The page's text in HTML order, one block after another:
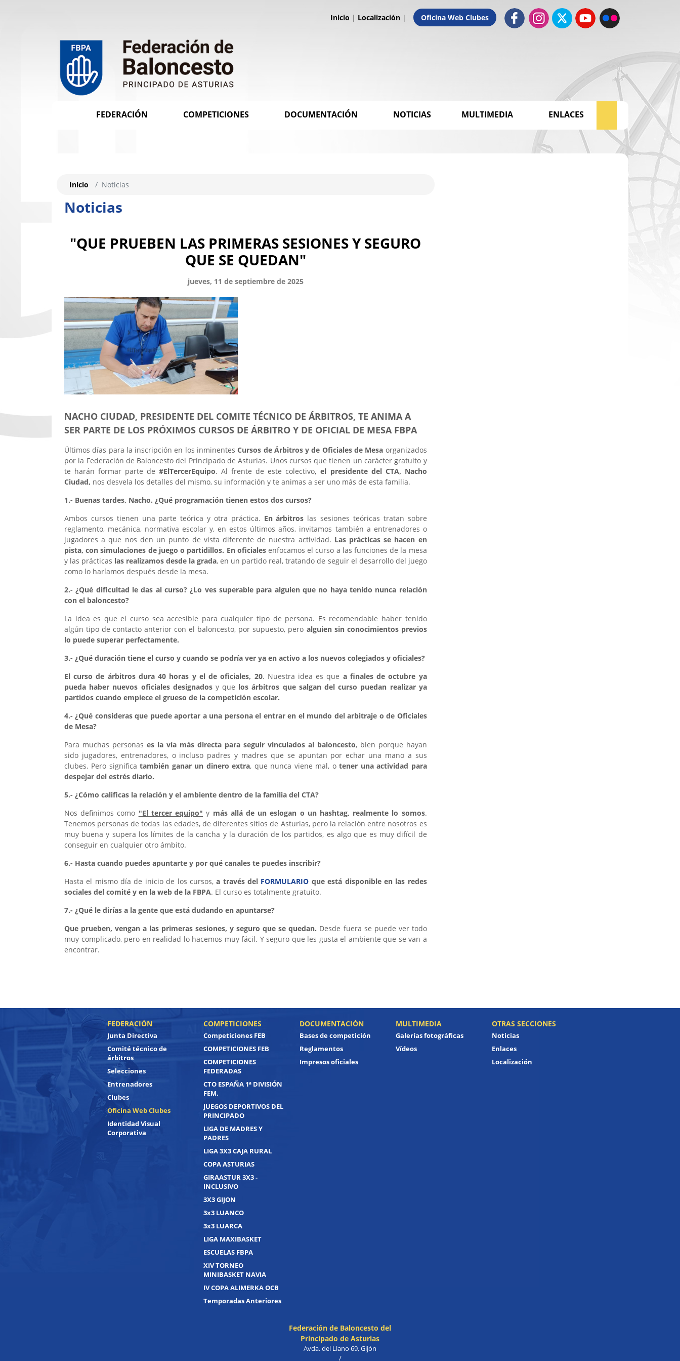
Inicio | Localización | Oficina Web Clubes
FEDERACIÓN COMPETICIONES DOCUMENTACIÓN NOTICIAS MULTIMEDIA ENLACES
Noticias
Inicio Noticias
"QUE PRUEBEN LAS PRIMERAS SESIONES Y SEGURO
QUE SE QUEDAN"
jueves, 11 de septiembre de 2025
NACHO CIUDAD, PRESIDENTE DEL COMITE TÉCNICO DE ÁRBITROS, TE ANIMA A
SER PARTE DE LOS PRÓXIMOS CURSOS DE ÁRBITRO Y DE OFICIAL DE MESA FBPA
Últimos días para la inscripción en los inminentesCursos de Árbitros y de Oficiales de Mesa organizados
por la Federación de Baloncesto del Principado de Asturias. Unos cursos que tienen un carácter gratuito y
te harán formar parte de#ElTercerEquipo. Al frente de este colectivo, el presidente del CTA, Nacho
Ciudad, nos desvela los detalles del mismo, su información y te animas a ser uno más de esta familia.
1.- Buenas tardes, Nacho. ¿Qué programación tienen estos dos cursos?
Ambos cursos tienen una parte teórica y otra práctica. En árbitros las sesiones teóricas tratan sobre
reglamento, mecánica, normativa escolar y, en estos últimos años, invitamos también a entrenadores o
jugadores a que nos den un punto de vista diferente de nuestra actividad. Las prácticas se hacen en
pista, con simulaciones de juego o partidillos. En oficialesenfocamos el curso a las funciones de la mesa
y las prácticas las realizamos desde la grada, en un partido real, tratando de seguir el desarrollo del juego
como lo haríamos después desde la mesa.
2.- ¿Qué dificultad le das al curso? ¿Lo ves superable para alguien que no haya tenido nunca relación
con el baloncesto?
La idea es que el curso sea accesible para cualquier tipo de persona. Es recomendable haber tenido
algún tipo de contacto anterior con el baloncesto, por supuesto, pero alguien sin conocimientos previos
lo puede superar perfectamente.
3.- ¿Qué duración tiene el curso y cuando se podría ver ya en activo a los nuevos colegiados y oficiales?
El curso de árbitros dura 40 horas y el de oficiales, 20. Nuestra idea es que a finales de octubre ya
pueda haber nuevos oficiales designados y que los árbitros que salgan del curso puedan realizar ya
partidos cuando empiece el grueso de la competición escolar.
4.- ¿Qué consideras que puede aportar a una persona el entrar en el mundo del arbitraje o de Oficiales
de Mesa?
Para muchas personas es la vía más directa para seguir vinculados al baloncesto, bien porque hayan
sido jugadores, entrenadores, o incluso padres y madres que se apuntan por echar una mano a sus
clubes. Pero significa también ganar un dinero extra, que nunca viene mal, otener una actividad para
despejar del estrés diario.
5.- ¿Cómo calificas la relación y el ambiente dentro de la familia del CTA?
Nos definimos como "El tercer equipo" y más allá de un eslogan o un hashtag, realmente lo somos.
Tenemos personas de todas las edades, de diferentes sitios de Asturias, pero la relación entre nosotros es
muy buena y supera los límites de la cancha y la duración de los partidos, es algo que es muy difícil de
conseguir en cualquier otro ámbito.
6.- Hasta cuando puedes apuntarte y por qué canales te puedes inscribir?
Hasta el mismo día de inicio de los cursos,a través del FORMULARIO que está disponible en las redes
sociales del comité y en la web de la FBPA. El curso es totalmente gratuito.
7.- ¿Qué le dirías a la gente que está dudando en apuntarse?
Que prueben, vengan a las primeras sesiones, y seguro que se quedan. Desde fuera se puede ver todo
muy complicado, pero en realidad lo hacemos muy fácil. Y seguro que les gusta el ambiente que se van a
encontrar.
FEDERACIÓN
Junta Directiva
Comité técnico de
árbitros
Selecciones
Entrenadores
Clubes
Oficina Web Clubes
Identidad Visual
Corporativa
COMPETICIONES
Competiciones FEB
COMPETICIONES FEB
COMPETICIONES
FEDERADAS
CTO ESPAÑA 1ª DIVISIÓN
FEM.
JUEGOS DEPORTIVOS DEL
PRINCIPADO
LIGA DE MADRES Y
PADRES
LIGA 3X3 CAJA RURAL
COPA ASTURIAS
GIRAASTUR 3X3 -
INCLUSIVO
3X3 GIJON
3x3 LUANCO
3x3 LUARCA
LIGA MAXIBASKET
ESCUELAS FBPA
XIV TORNEO
MINIBASKET NAVIA
IV COPA ALIMERKA OCB
Temporadas Anteriores
DOCUMENTACIÓN
Bases de competición
Reglamentos
Impresos oficiales
MULTIMEDIA
Galerías fotográficas
Vídeos
OTRAS SECCIONES
Noticias
Enlaces
Localización
Federación de Baloncesto del
Principado de Asturias
Avda. del Llano 69, Gijón
/